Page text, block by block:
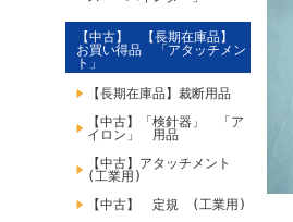
【中古】 【長期在庫品】
お買い得品 「アタッチメン
ト」
【長期在庫品】裁断用品
【中古】「検針器」 「ア
イロン」 用品
【中古】アタッチメント
(工業用)
【中古】 定規 (工業用)